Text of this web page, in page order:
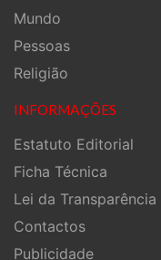
Mundo
Pessoas
Religião
INFORMAÇÕES
Estatuto Editorial
Ficha Técnica
Lei da Transparência
Contactos
Publicidade